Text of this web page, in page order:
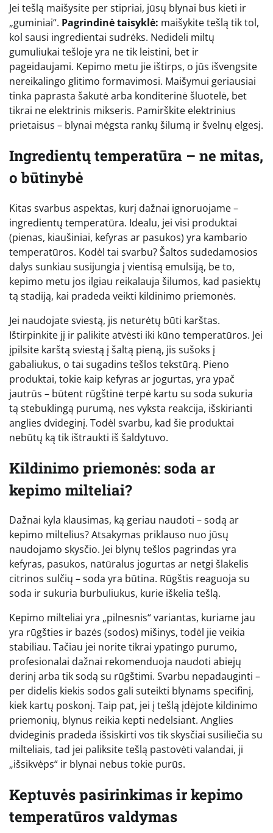
Jei tešlą maišysite per stipriai, jūsų blynai bus kieti ir
„guminiai“. Pagrindinė taisyklė: maišykite tešlą tik tol,
kol sausi ingredientai sudrėks. Nedideli miltų
gumuliukai tešloje yra ne tik leistini, bet ir
pageidaujami. Kepimo metu jie ištirps, o jūs išvengsite
nereikalingo glitimo formavimosi. Maišymui geriausiai
tinka paprasta šakutė arba konditerinė šluotelė, bet
tikrai ne elektrinis mikseris. Pamirškite elektrinius
prietaisus – blynai mėgsta rankų šilumą ir švelnų elgesį.
Ingredientų temperatūra – ne mitas,
o būtinybė
Kitas svarbus aspektas, kurį dažnai ignoruojame –
ingredientų temperatūra. Idealu, jei visi produktai
(pienas, kiaušiniai, kefyras ar pasukos) yra kambario
temperatūros. Kodėl tai svarbu? Šaltos sudedamosios
dalys sunkiau susijungia į vientisą emulsiją, be to,
kepimo metu jos ilgiau reikalauja šilumos, kad pasiektų
tą stadiją, kai pradeda veikti kildinimo priemonės.
Jei naudojate sviestą, jis neturėtų būti karštas.
Ištirpinkite jį ir palikite atvėsti iki kūno temperatūros. Jei
įpilsite karštą sviestą į šaltą pieną, jis sušoks į
gabaliukus, o tai sugadins tešlos tekstūrą. Pieno
produktai, tokie kaip kefyras ar jogurtas, yra ypač
jautrūs – būtent rūgštinė terpė kartu su soda sukuria
tą stebuklingą purumą, nes vyksta reakcija, išskirianti
anglies dvideginį. Todėl svarbu, kad šie produktai
nebūtų ką tik ištraukti iš šaldytuvo.
Kildinimo priemonės: soda ar
kepimo milteliai?
Dažnai kyla klausimas, ką geriau naudoti – sodą ar
kepimo miltelius? Atsakymas priklauso nuo jūsų
naudojamo skysčio. Jei blynų tešlos pagrindas yra
kefyras, pasukos, natūralus jogurtas ar netgi šlakelis
citrinos sulčių – soda yra būtina. Rūgštis reaguoja su
soda ir sukuria burbuliukus, kurie iškelia tešlą.
Kepimo milteliai yra „pilnesnis“ variantas, kuriame jau
yra rūgšties ir bazės (sodos) mišinys, todėl jie veikia
stabiliau. Tačiau jei norite tikrai ypatingo purumo,
profesionalai dažnai rekomenduoja naudoti abiejų
derinį arba tik sodą su rūgštimi. Svarbu nepadauginti –
per didelis kiekis sodos gali suteikti blynams specifinį,
kiek kartų poskonį. Taip pat, jei į tešlą įdėjote kildinimo
priemonių, blynus reikia kepti nedelsiant. Anglies
dvideginis pradeda išsiskirti vos tik skysčiai susiliečia su
milteliais, tad jei paliksite tešlą pastovėti valandai, ji
„išsikvėps“ ir blynai nebus tokie purūs.
Keptuvės pasirinkimas ir kepimo
temperatūros valdymas